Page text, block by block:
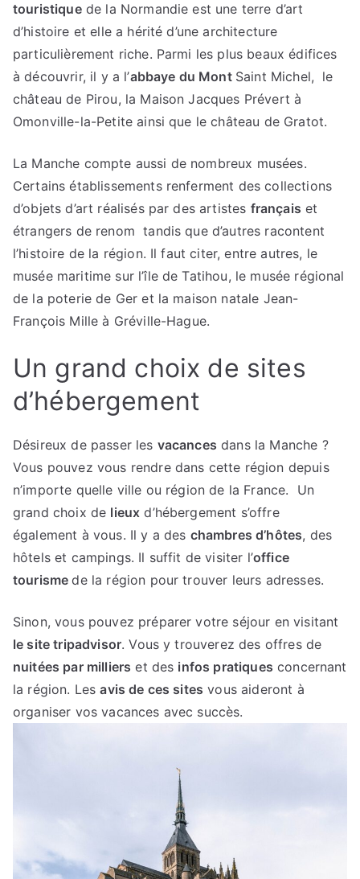
touristiquede la Normandie est une terre d’art
d’histoire et elle a hérité d’une architecture
particulièrement riche. Parmi les plus beaux édifices
à découvrir, il y a l’abbaye du Mont Saint Michel, le
château de Pirou, la Maison Jacques Prévert à
Omonville-la-Petite ainsi que le château de Gratot.
La Manche compte aussi de nombreux musées.
Certains établissements renferment des collections
d’objets d’art réalisés par des artistes français et
étrangers de renom tandis que d’autres racontent
l’histoire de la région. Il faut citer, entre autres, le
musée maritime sur l’île de Tatihou, le musée régional
de la poterie de Ger et la maison natale Jean-
François Mille à Gréville-Hague.
Un grand choix de sites
d’hébergement
Désireux de passer les vacances dans la Manche ?
Vous pouvez vous rendre dans cette région depuis
n’importe quelle ville ou région de la France. Un
grand choix de lieux d’hébergement s’offre
également à vous. Il y a des chambres d’hôtes, des
hôtels et campings. Il suffit de visiter l’office
tourismede la région pour trouver leurs adresses.
Sinon, vous pouvez préparer votre séjour en visitant
le site tripadvisor. Vous y trouverez des offres de
nuitées par milliers et des infos pratiques concernant
la région. Lesavis de ces sites vous aideront à
organiser vos vacances avec succès.